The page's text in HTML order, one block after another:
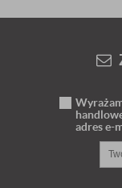
adres e-